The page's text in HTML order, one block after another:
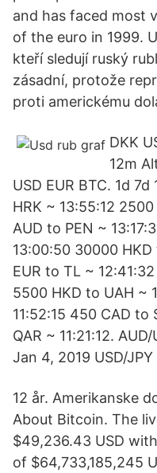
and has faced most
of the euro in 1999.
kteří sledují ruský
zásadní, protože
proti americkému
DKK
12m
USD EUR BTC. 1d
HRK ~ 13:55:12
AUD to PEN ~
13:00:50 30000 HKD
EUR to TL ~
5500 HKD to UAH ~
11:52:15 450 CAD to
QAR ~ 11:21:12.
Jan 4, 2019 USD/
12 år. Amerikanske
About Bitcoin. The
$49,236.43 USD
of $64,733,185,245